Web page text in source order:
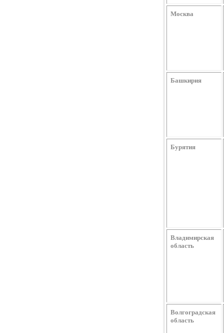
Москва
Башкирия
Бурятия
Владимирская
область
Волгоградская
область